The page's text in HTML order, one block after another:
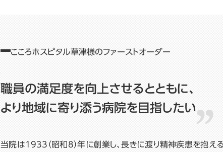
こころホスピタル草津様のファーストオーダー
職員の満足度を向上させるとともに、
より地域に寄り添う病院を目指したい
当院は1933（昭和8）年に創業し、長きに渡り精神疾患を抱え